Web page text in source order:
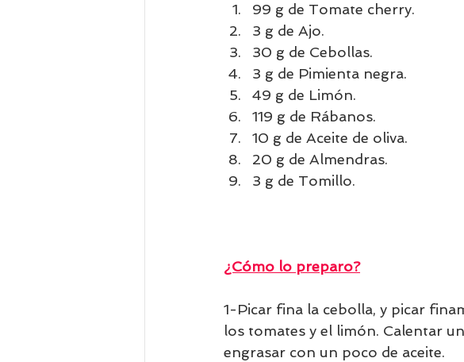
99 g de Tomate cherry.
3 g de Ajo.
30 g de Cebollas.
3 g de Pimienta negra.
49 g de Limón.
119 g de Rábanos.
10 g de Aceite de oliva.
20 g de Almendras.
3 g de Tomillo.
¿Cómo lo preparo?
1-Picar fina la cebolla, y picar
los tomates y el limón. Calentar
engrasar con un poco de aceite.